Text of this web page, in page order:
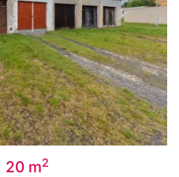
20 m2